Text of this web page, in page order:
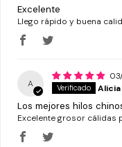
Excelente
Llego rápido y buena
A
Alicia
Los mejores hilos
Excelente grosor